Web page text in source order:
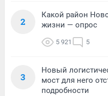
2
Какой район
жизни — опрос
5 921 5
3
Новый
мост для него
подробности